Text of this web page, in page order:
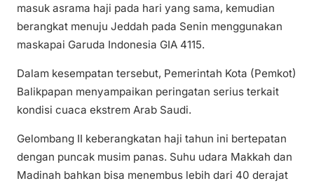
masuk asrama haji pada hari yang sama, kemudian
berangkat menuju Jeddah pada Senin menggunakan
maskapai Garuda Indonesia GIA 4115.
Dalam kesempatan tersebut, Pemerintah Kota (Pemkot)
Balikpapan menyampaikan peringatan serius terkait
kondisi cuaca ekstrem Arab Saudi.
Gelombang II keberangkatan haji tahun ini bertepatan
dengan puncak musim panas. Suhu udara Makkah dan
Madinah bahkan bisa menembus lebih dari 40 derajat